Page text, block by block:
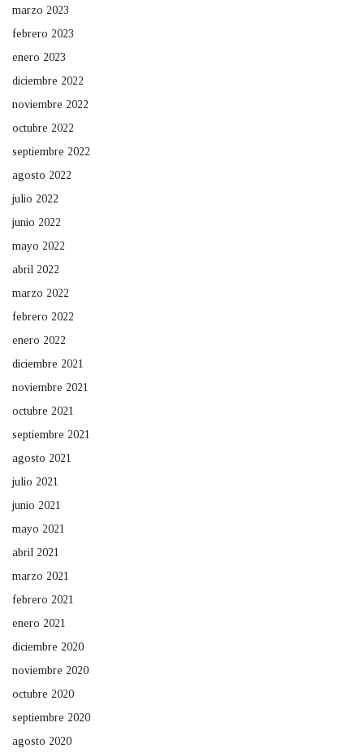
marzo 2023
febrero 2023
enero 2023
diciembre 2022
noviembre 2022
octubre 2022
septiembre 2022
agosto 2022
julio 2022
junio 2022
mayo 2022
abril 2022
marzo 2022
febrero 2022
enero 2022
diciembre 2021
noviembre 2021
octubre 2021
septiembre 2021
agosto 2021
julio 2021
junio 2021
mayo 2021
abril 2021
marzo 2021
febrero 2021
enero 2021
diciembre 2020
noviembre 2020
octubre 2020
septiembre 2020
agosto 2020